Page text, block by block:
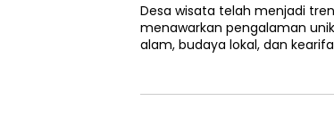
Desa wisata telah menjadi
menawarkan pengalaman
alam, budaya lokal, dan